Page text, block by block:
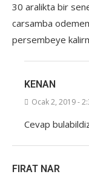
30 aralikta bir
carsamba
persembeye
KENAN
Ocak 2, 2019 -
Cevap
FIRAT NAR